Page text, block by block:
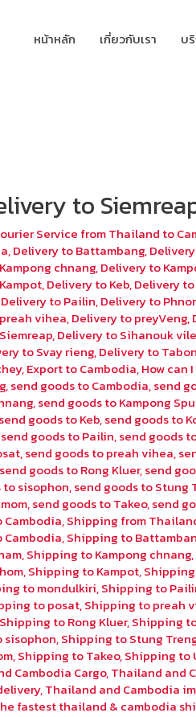
หน้าหลัก เกี่ยวกับเรา บ
to
Service from Thailand to
,Delivery to Battambang,
chnang,Delivery to
,Delivery to Keb,Delivery to
Delivery to Pailin,Delivery to
vihea,Delivery to preyVeng,
,Delivery to Sihanouk vile
to Svay rieng,Delivery to
,Export to Cambodia,How can
,send goods to Cambodia,send
,send goods to Kampong
send goods to Keb,send goods to
send goods to Pailin,send goods
,send goods to preah vihea,
send goods to Rong Kluer,send
to sisophon,send goods to Stung
,send goods to Takeo,send
,Shipping from
,Shipping to
,Shipping to Kampong chnang,
,Shipping to Kampot,
to mondulkiri,Shipping to
to posat,Shipping to preah
Shipping to Rong Kluer,Shipping
sisophon,Shipping to Stung
,Shipping to Takeo,Shipping to
Cambodia Cargo,Thailand and
,Thailand and Cambodia
fastest thailand & cambodia